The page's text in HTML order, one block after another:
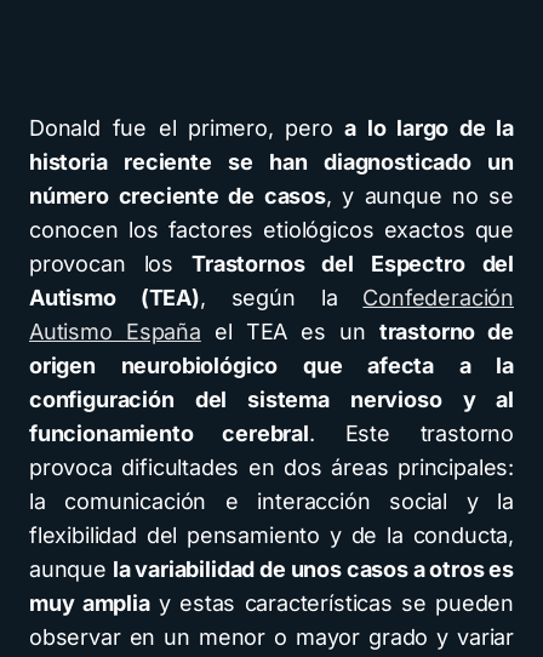
Donald fue el primero, peroa lo largo de la
historia reciente se han diagnosticado un
número creciente de casos, y aunque no se
conocen los factores etiológicos exactos que
provocan losTrastornos del Espectro del
Autismo (TEA), según la Confederación
Autismo España el TEA es un trastorno de
origen neurobiológico que afecta a la
configuración del sistema nervioso y al
funcionamiento cerebral. Este trastorno
provoca dificultades en dos áreas principales:
la comunicación e interacción social y la
flexibilidad del pensamiento y de la conducta,
aunque la variabilidad de unos casos a otros es
muy ampliay estas características se pueden
observar en un menor o mayor grado y variar